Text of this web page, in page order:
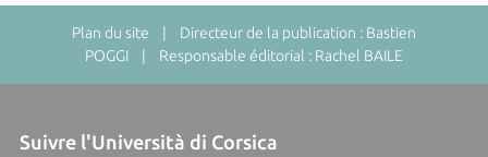
Plan du site | Directeur de la publication : Bastien
POGGI | Responsable éditorial : Rachel BAILE
Suivre l'Università di Corsica